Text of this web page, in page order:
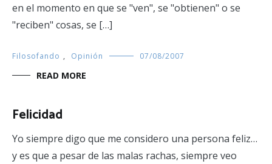
en el momento en que se "ven", se "obtienen" o se
"reciben" cosas, se […]
Filosofando , Opinión 07/08/2007
READ MORE
Felicidad
Yo siempre digo que me considero una persona feliz…
y es que a pesar de las malas rachas, siempre veo